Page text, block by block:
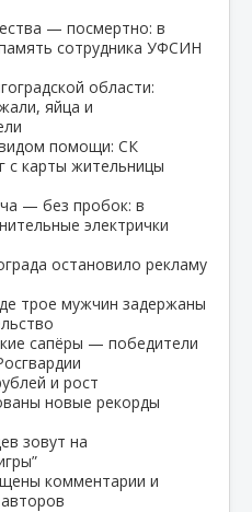
— посмертно: в
сотрудника УФСИН
области:
яйца и
помощи: СК
с карты жительницы
— без пробок: в
электрички
остановило рекламу
трое мужчин задержаны
сапёры — победители
и рост
новые рекорды
зовут на
комментарии и